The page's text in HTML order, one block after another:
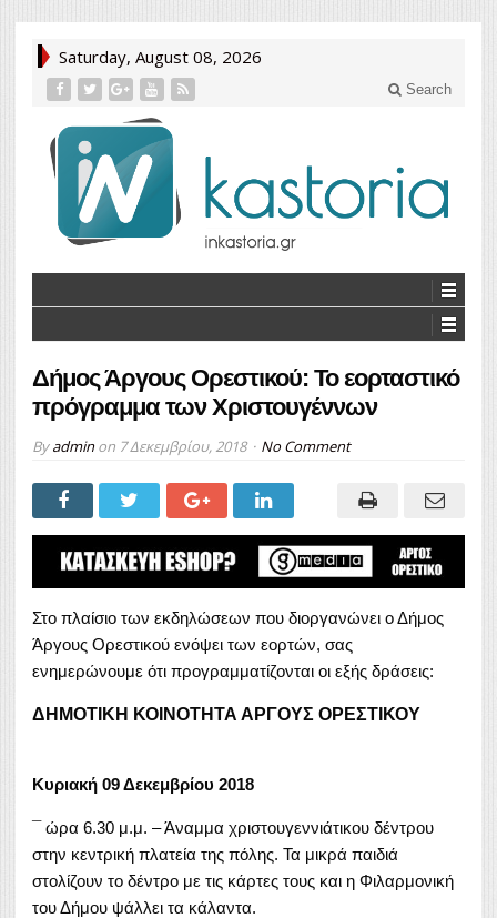
Saturday, August 08, 2026
Search
Δήμος Άργους Ορεστικού: Το εορταστικό
πρόγραμμα των Χριστουγέννων
Byadminon 7 Δεκεμβρίου, 2018 No Comment
Στο πλαίσιο των εκδηλώσεων που διοργανώνει ο Δήμος
Άργους Ορεστικού ενόψει των εορτών, σας
ενημερώνουμε ότι προγραμματίζονται οι εξής δράσεις:
ΔΗΜΟΤΙΚΗ ΚΟΙΝΟΤΗΤΑ ΑΡΓΟΥΣ ΟΡΕΣΤΙΚΟΥ
Κυριακή 09 Δεκεμβρίου 2018
¯ ώρα 6.30 μ.μ. – Άναμμα χριστουγεννιάτικου δέντρου
στην κεντρική πλατεία της πόλης. Τα μικρά παιδιά
στολίζουν το δέντρο με τις κάρτες τους και η Φιλαρμονική
του Δήμου ψάλλει τα κάλαντα.